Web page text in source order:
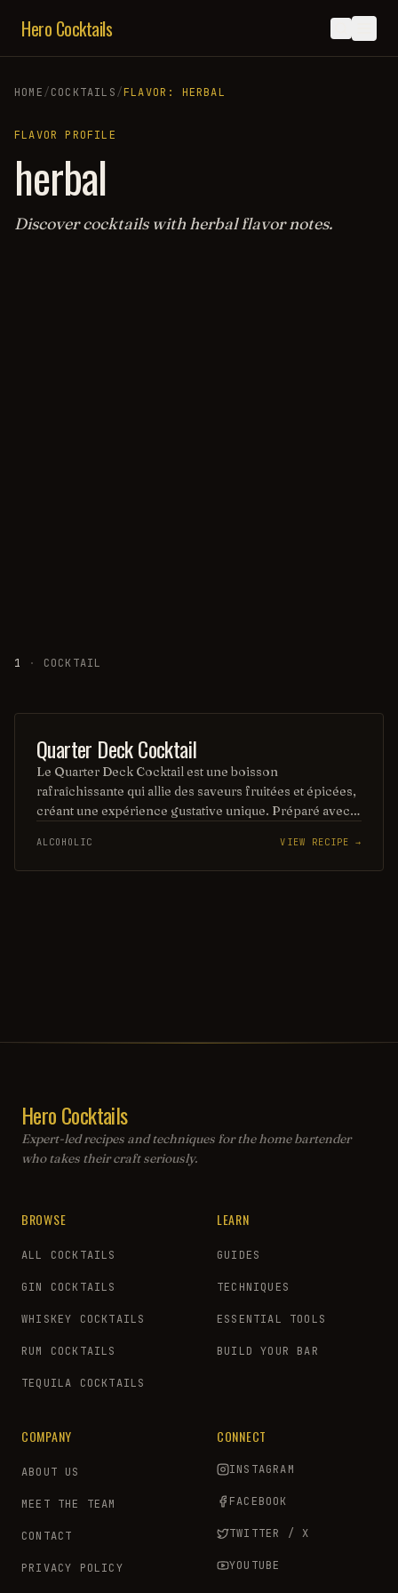
Hero Cocktails
HOME/COCKTAILS/FLAVOR: HERBAL
FLAVOR PROFILE
herbal
Discover cocktails with herbalflavor notes.
1 · COCKTAIL
Quarter Deck Cocktail
Le Quarter Deck Cocktail est une boisson
rafraîchissante qui allie des saveurs fruitées et épicées,
créant une expérience gustative unique. Préparé avec
grenadine, ce cocktail évoque l'ambiance des côtes
ensoleillées et des soirées estivales. Parfait pour se
ALCOHOLIC VIEW RECIPE →
Hero Cocktails
Expert-led recipes and techniques for the home bartender
who takes their craft seriously.
BROWSE
ALL COCKTAILS
GIN COCKTAILS
WHISKEY COCKTAILS
RUM COCKTAILS
TEQUILA COCKTAILS
LEARN
GUIDES
TECHNIQUES
ESSENTIAL TOOLS
BUILD YOUR BAR
COMPANY
ABOUT US
MEET THE TEAM
CONTACT
PRIVACY POLICY
CONNECT
INSTAGRAM
FACEBOOK
TWITTER / X
YOUTUBE